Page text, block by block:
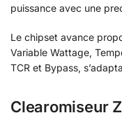
puissance avec une
Le chipset avance
Variable Wattage,
TCR et Bypass,
Clearomiseur